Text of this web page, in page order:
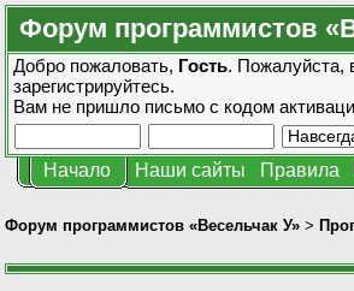
Форум программистов
Добро пожаловать, Гость. Пожалуйста,
зарегистрируйтесь.
Вам не пришло письмо с кодом
Начало Наши сайты Правила
Форум программистов «Весельчак У» >